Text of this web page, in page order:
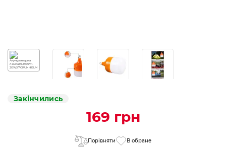
Закінчились
169 грн
Порівняти В обране